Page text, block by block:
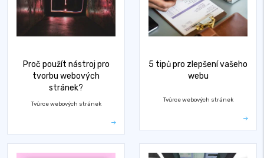
Proč použít nástroj pro
tvorbu webových
stránek?
Tvůrce webových stránek
5 tipů pro zlepšení vašeho
webu
Tvůrce webových stránek